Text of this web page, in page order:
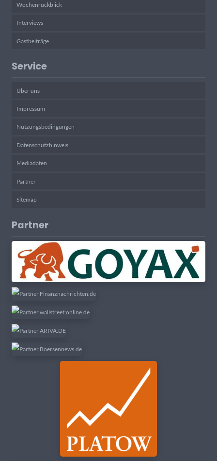
Wochenrückblick
Interviews
Gastbeiträge
Service
Über uns
Impressum
Nutzungsbedingungen
Datenschutzhinweis
Mediadaten
Partner
Sitemap
Partner